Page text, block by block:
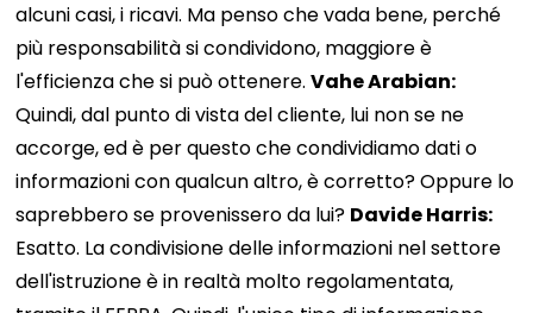
alcuni casi, i ricavi. Ma penso che vada bene, perché
più responsabilità si condividono, maggiore è
l'efficienza che si può ottenere.Vahe Arabian:
Quindi, dal punto di vista del cliente, lui non se ne
accorge, ed è per questo che condividiamo dati o
informazioni con qualcun altro, è corretto? Oppure lo
saprebbero se provenissero da lui? Davide Harris:
Esatto. La condivisione delle informazioni nel settore
dell'istruzione è in realtà molto regolamentata,